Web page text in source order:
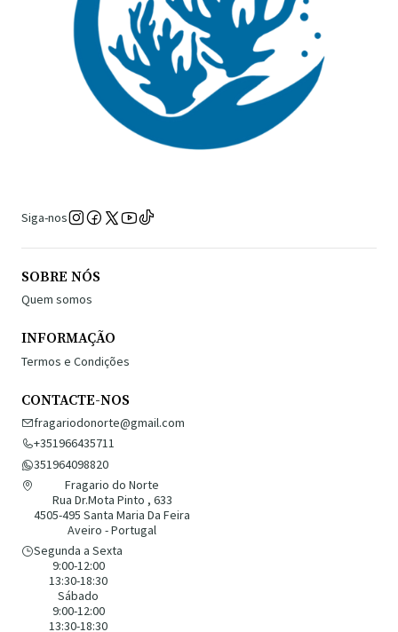
Siga-nos
SOBRE NÓS
Quem somos
INFORMAÇÃO
Termos e Condições
CONTACTE-NOS
fragariodonorte@gmail.com
+351966435711
351964098820
Fragario do Norte
Rua Dr.Mota Pinto , 633
4505-495 Santa Maria Da Feira
Aveiro - Portugal
Segunda a Sexta
9:00-12:00
13:30-18:30
Sábado
9:00-12:00
13:30-18:30